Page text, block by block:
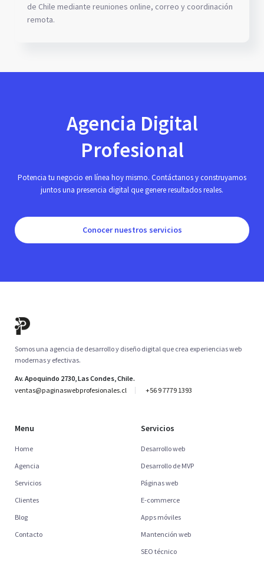
de Chile mediante reuniones online, correo y coordinación
remota.
Agencia Digital
Profesional
Potencia tu negocio en línea hoy mismo. Contáctanos y construyamos
juntos una presencia digital que genere resultados reales.
Conocer nuestros servicios
Somos una agencia de desarrollo y diseño digital que crea experiencias web
modernas y efectivas.
Av. Apoquindo 2730, Las Condes, Chile.
ventas@paginaswebprofesionales.cl
+56 9 7779 1393
Menu
Home
Agencia
Servicios
Clientes
Blog
Contacto
Servicios
Desarrollo web
Desarrollo de MVP
Páginas web
E-commerce
Apps móviles
Mantención web
SEO técnico